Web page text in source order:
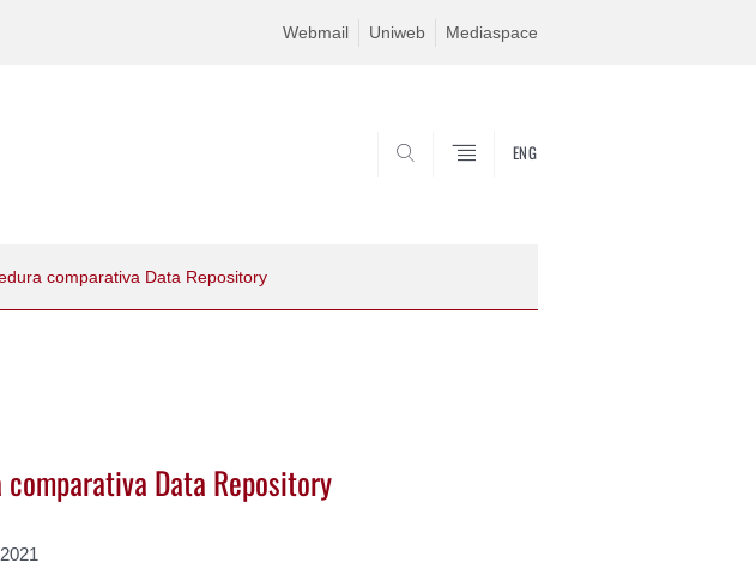
Webmail Uniweb Mediaspace
ENG
comparativa Data Repository
Data Repository